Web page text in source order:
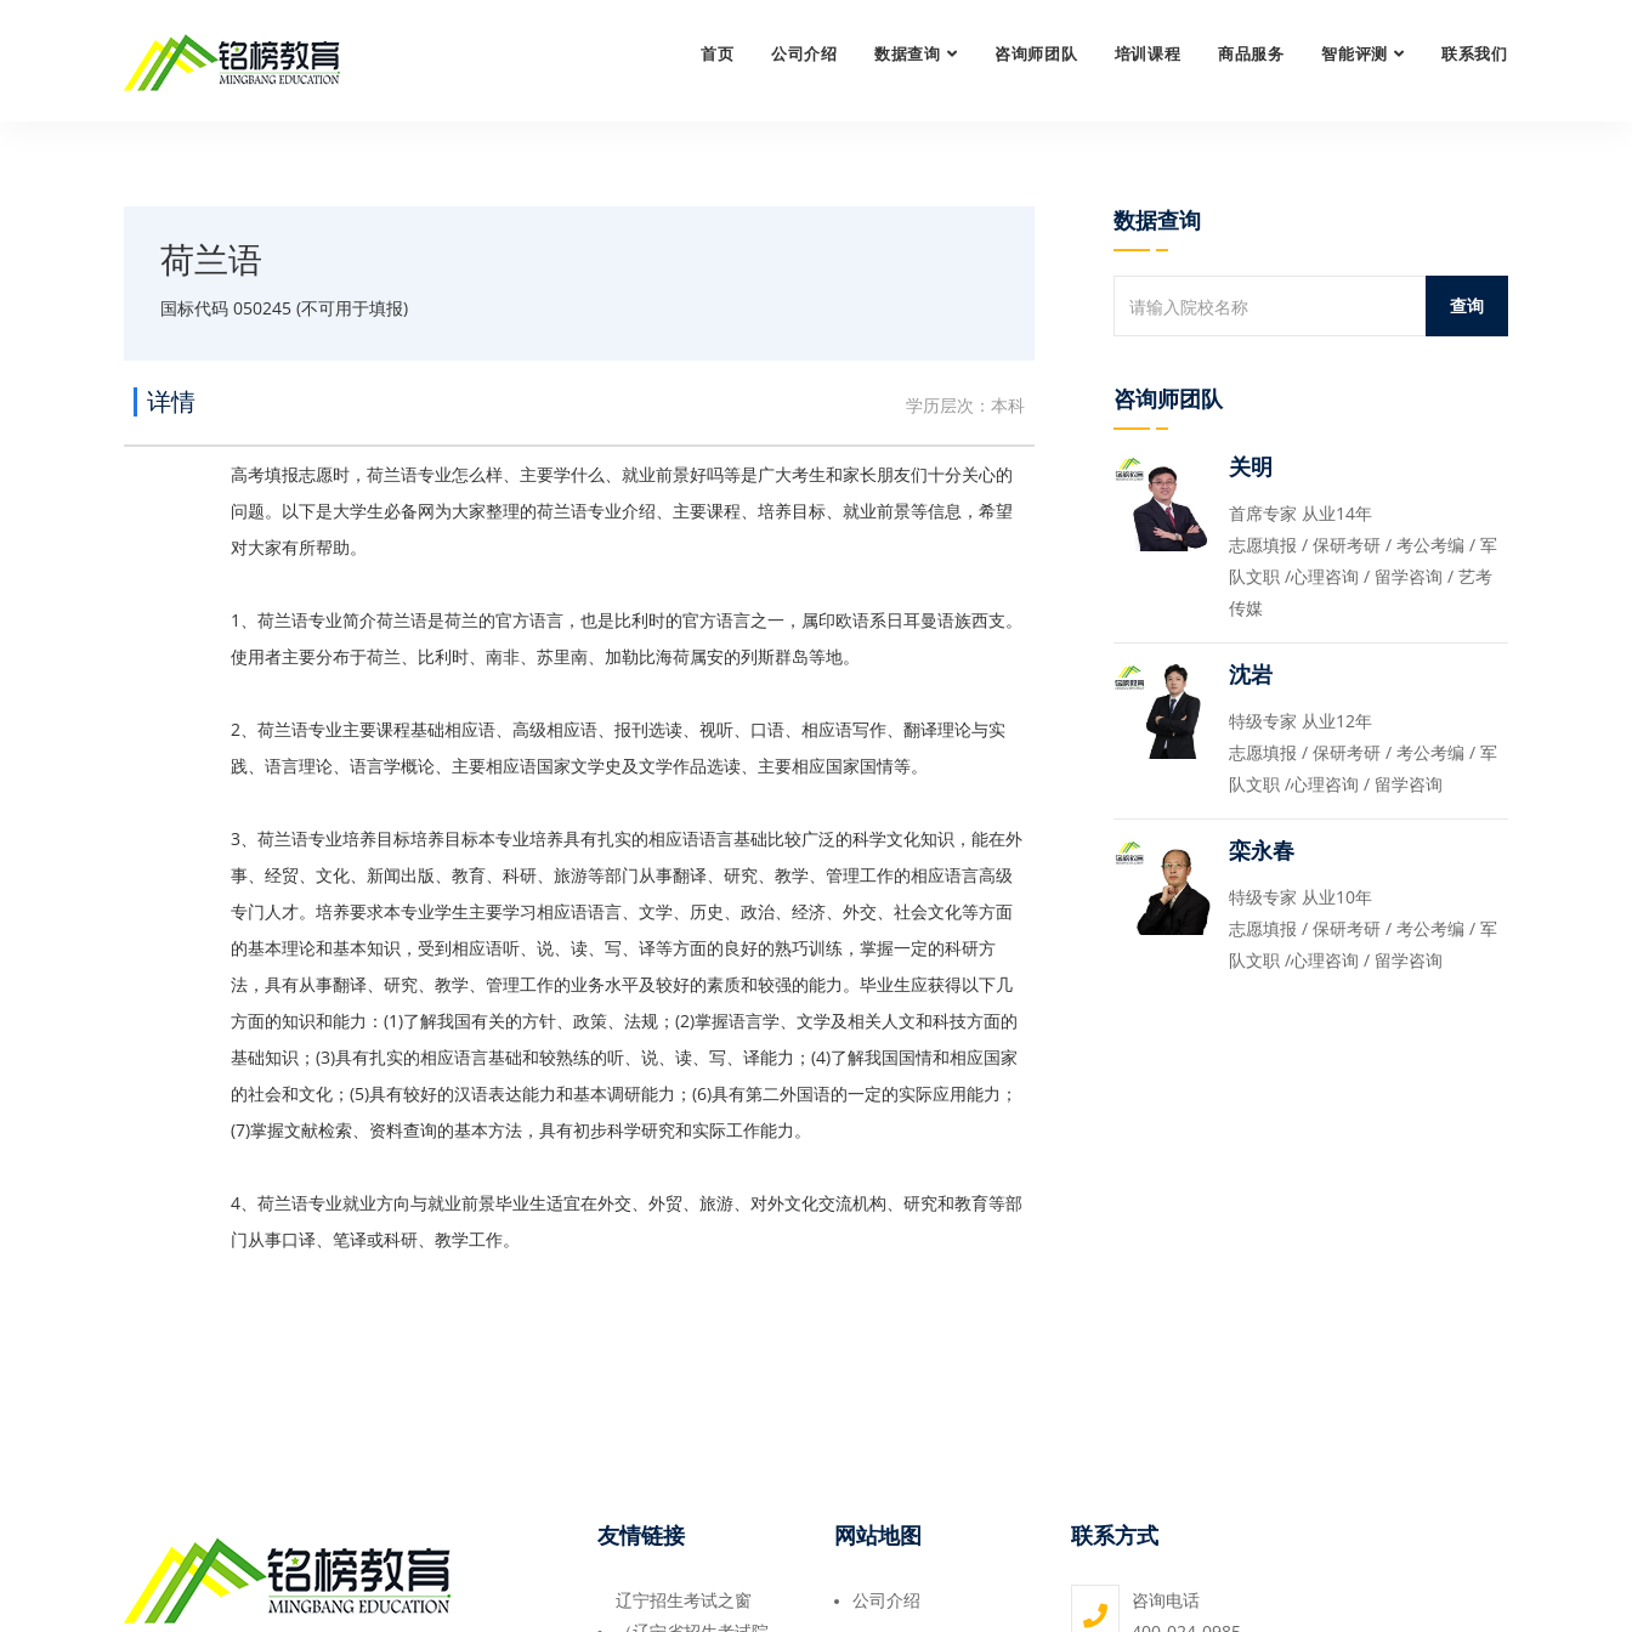
首页 公司介绍 数据查询 咨询师团队 培训课程 商品服务 智能评测 联系我们
荷兰语
国标代码 050245 (不可用于填报)
详情 学历层次：本科
高考填报志愿时，荷兰语专业怎么样、主要学什么、就业前景好吗等是广大考生和家长朋友们十分关心的
问题。以下是大学生必备网为大家整理的荷兰语专业介绍、主要课程、培养目标、就业前景等信息，希望
对大家有所帮助。
1、荷兰语专业简介荷兰语是荷兰的官方语言，也是比利时的官方语言之一，属印欧语系日耳曼语族西支。
使用者主要分布于荷兰、比利时、南非、苏里南、加勒比海荷属安的列斯群岛等地。
2、荷兰语专业主要课程基础相应语、高级相应语、报刊选读、视听、口语、相应语写作、翻译理论与实
践、语言理论、语言学概论、主要相应语国家文学史及文学作品选读、主要相应国家国情等。
3、荷兰语专业培养目标培养目标本专业培养具有扎实的相应语语言基础比较广泛的科学文化知识，能在外
事、经贸、文化、新闻出版、教育、科研、旅游等部门从事翻译、研究、教学、管理工作的相应语言高级
专门人才。培养要求本专业学生主要学习相应语语言、文学、历史、政治、经济、外交、社会文化等方面
的基本理论和基本知识，受到相应语听、说、读、写、译等方面的良好的熟巧训练，掌握一定的科研方
法，具有从事翻译、研究、教学、管理工作的业务水平及较好的素质和较强的能力。毕业生应获得以下几
方面的知识和能力：(1)了解我国有关的方针、政策、法规；(2)掌握语言学、文学及相关人文和科技方面的
基础知识；(3)具有扎实的相应语言基础和较熟练的听、说、读、写、译能力；(4)了解我国国情和相应国家
的社会和文化；(5)具有较好的汉语表达能力和基本调研能力；(6)具有第二外国语的一定的实际应用能力；
(7)掌握文献检索、资料查询的基本方法，具有初步科学研究和实际工作能力。
4、荷兰语专业就业方向与就业前景毕业生适宜在外交、外贸、旅游、对外文化交流机构、研究和教育等部
门从事口译、笔译或科研、教学工作。
数据查询
咨询师团队
关明
首席专家 从业14年
志愿填报 / 保研考研 / 考公考编 / 军
队文职 /心理咨询 / 留学咨询 / 艺考
传媒
沈岩
特级专家 从业12年
志愿填报 / 保研考研 / 考公考编 / 军
队文职 /心理咨询 / 留学咨询
栾永春
特级专家 从业10年
志愿填报 / 保研考研 / 考公考编 / 军
队文职 /心理咨询 / 留学咨询
友情链接
辽宁招生考试之窗
网站地图
公司介绍
联系方式
咨询电话